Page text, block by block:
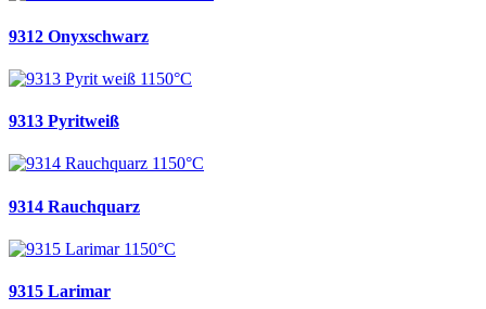
9312 Onyxschwarz
9313 Pyritweiß
9314 Rauchquarz
9315 Larimar